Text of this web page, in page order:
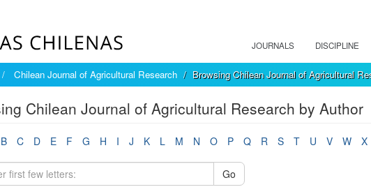
JOURNALS DISCIPLINE
Chilean Journal of Agricultural Research Browsing Chilean Journal of Agricultural
Chilean Journal of Agricultural Research by Author
B C D E F G H I J K L M N O P Q R S T U V W X
Go